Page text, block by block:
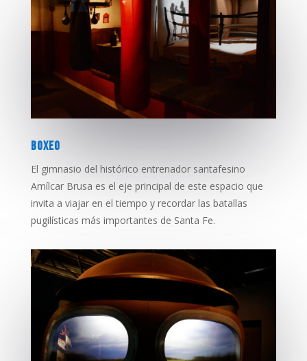
BOXEO
El gimnasio del histórico entrenador santafesino
Amílcar Brusa es el eje principal de este espacio que
invita a viajar en el tiempo y recordar las batallas
pugilísticas más importantes de Santa Fe.